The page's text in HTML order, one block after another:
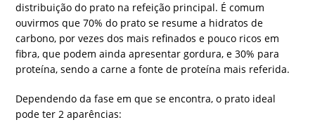
distribuição do prato na refeição principal. É comum
ouvirmos que 70% do prato se resume a hidratos de
carbono, por vezes dos mais refinados e pouco ricos em
fibra, que podem ainda apresentar gordura, e 30% para
proteína, sendo a carne a fonte de proteína mais referida.
Dependendo da fase em que se encontra, o prato ideal
pode ter 2 aparências: